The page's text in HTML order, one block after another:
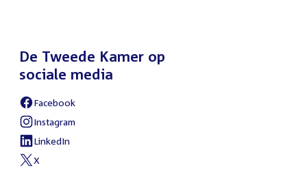
De Tweede Kamer op
sociale media
External
link:
Facebook
External
link:
Instagram
External
link:
LinkedIn
External
X